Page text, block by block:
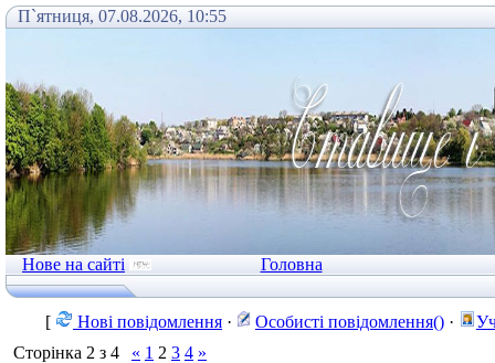
П`ятниця, 07.08.2026, 10:55
Нове на сайті Головна
[ Нові повідомлення · Особисті повідомлення() ·
Сторінка 2 з 4 « 1 2 3 4 »